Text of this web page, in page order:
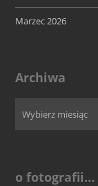
Marzec 2026
Archiwa
o fotografii…